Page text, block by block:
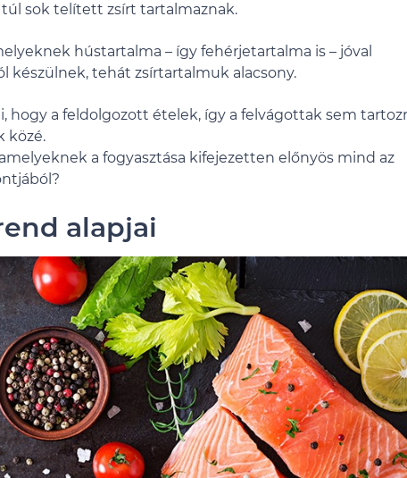
sok telített zsírt tartalmaznak.
hústartalma – így fehérjetartalma is – jóval
készülnek, tehát zsírtartalmuk alacsony.
hogy a feldolgozott ételek, így a felvágottak sem
közé.
a fogyasztása kifejezetten előnyös mind az
alapjai